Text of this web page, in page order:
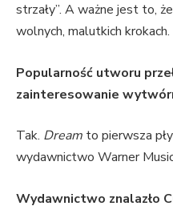
strzały”. A ważne jest to,
wolnych, malutkich krokach.
Popularność utworu
zainteresowanie
Tak. Dream to pierwsza
wydawnictwo Warner
Wydawnictwo znalazło